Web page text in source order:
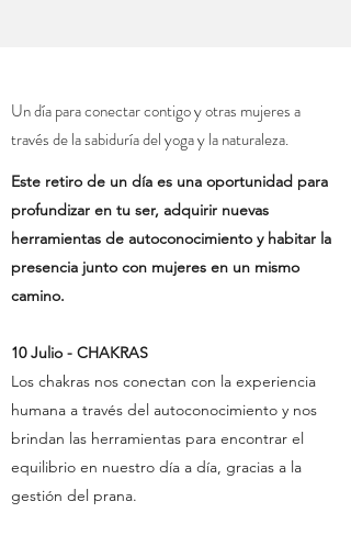
Un día para conectar contigo y otras mujeres a
través de la sabiduría del yoga y la naturaleza.
Este retiro de un día es una oportunidad para
profundizar en tu ser, adquirir nuevas
herramientas de autoconocimiento y habitar la
presencia junto con mujeres en un mismo
camino.
10 Julio - CHAKRAS
Los chakras nos conectan con la experiencia
humana a través del autoconocimiento y nos
brindan las herramientas para encontrar el
equilibrio en nuestro día a día, gracias a la
gestión del prana.